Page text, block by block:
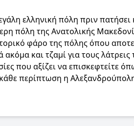
ελληνική πόλη πριν
πόλη της Ανατoλικής
φάρο της πόλης όπου
ακόμα και τζαμί για τους
που αξίζει να επισκεφτείτε
περίπτωση η Αλεξανδρούπολη